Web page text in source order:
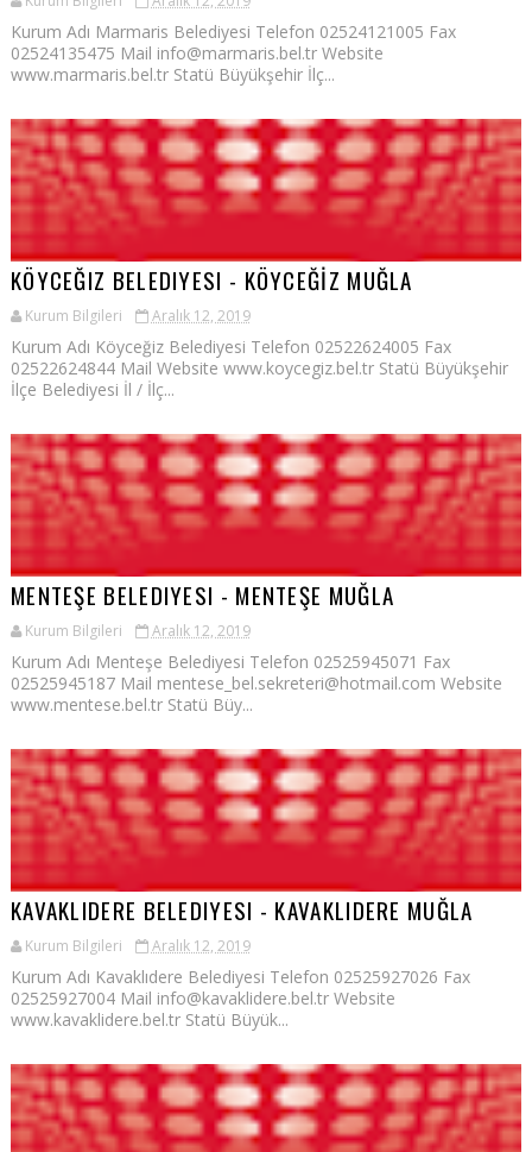
Kurum Adı Marmaris Belediyesi Telefon 02524121005 Fax
02524135475 Mail info@marmaris.bel.tr Website
www.marmaris.bel.tr Statü Büyükşehir İlç...
KÖYCEĞIZ BELEDIYESI - KÖYCEĞİZ MUĞLA
Kurum Bilgileri Aralık 12, 2019
Kurum Adı Köyceğiz Belediyesi Telefon 02522624005 Fax
02522624844 Mail Website www.koycegiz.bel.tr Statü Büyükşehir
İlçe Belediyesi İl / İlç...
MENTEŞE BELEDIYESI - MENTEŞE MUĞLA
Kurum Bilgileri Aralık 12, 2019
Kurum Adı Menteşe Belediyesi Telefon 02525945071 Fax
02525945187 Mail mentese_bel.sekreteri@hotmail.com Website
www.mentese.bel.tr Statü Büy...
KAVAKLIDERE BELEDIYESI - KAVAKLIDERE MUĞLA
Kurum Bilgileri Aralık 12, 2019
Kurum Adı Kavaklıdere Belediyesi Telefon 02525927026 Fax
02525927004 Mail info@kavaklidere.bel.tr Website
www.kavaklidere.bel.tr Statü Büyük...